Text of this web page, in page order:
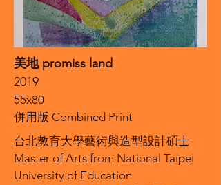
美地 promiss land
2019
55x80
併用版 Combined Print
台北教育大學藝術與造型設計碩士
Master of Arts from National Taipei
University of Education